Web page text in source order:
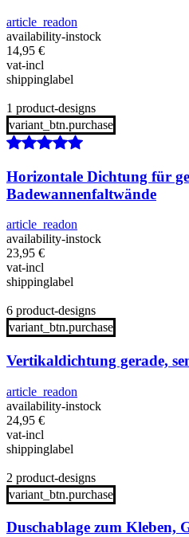
article_readon
availability-instock
14,95 €
vat-incl
shippinglabel
1 product-designs
variant_btn.purchase
Horizontale Dichtung für
Badewannenfaltwände
article_readon
availability-instock
23,95 €
vat-incl
shippinglabel
6 product-designs
variant_btn.purchase
Vertikaldichtung gerade,
article_readon
availability-instock
24,95 €
vat-incl
shippinglabel
2 product-designs
variant_btn.purchase
Duschablage zum Kleben,